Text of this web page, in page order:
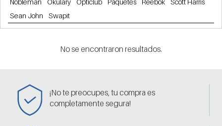
Nobleman
Okulary Opticlub Paquetes Reebok
Scott Harris
Sean John
Swapit
No se encontraron resultados.
¡No te preocupes, tu compra es
completamente segura!